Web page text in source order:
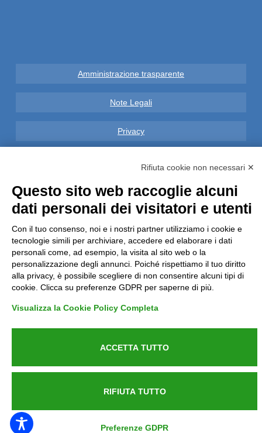
Amministrazione trasparente
Note Legali
Privacy
Reclami
Contatti
Azienda certificata UNI EN ISO 9001:2015
P.IVA 05538100727 - C.so Italia n.8 70123, BARI
Rifiuta cookie non necessari ✕
Questo sito web raccoglie alcuni
dati personali dei visitatori e utenti
Con il tuo consenso, noi e i nostri partner utilizziamo i cookie e
tecnologie simili per archiviare, accedere ed elaborare i dati
personali come, ad esempio, la visita al sito web o la
personalizzazione degli annunci. Poiché rispettiamo il tuo diritto
alla privacy, è possibile scegliere di non consentire alcuni tipi di
cookie. Clicca su preferenze GDPR per saperne di più.
Visualizza la Cookie Policy Completa
ACCETTA TUTTO
RIFIUTA TUTTO
Preferenze GDPR